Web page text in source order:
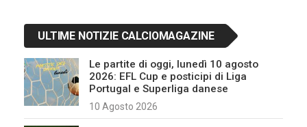
ULTIME NOTIZIE CALCIOMAGAZINE
Le partite di oggi, lunedì 10 agosto
2026: EFL Cup e posticipi di Liga
Portugal e Superliga danese
10 Agosto 2026